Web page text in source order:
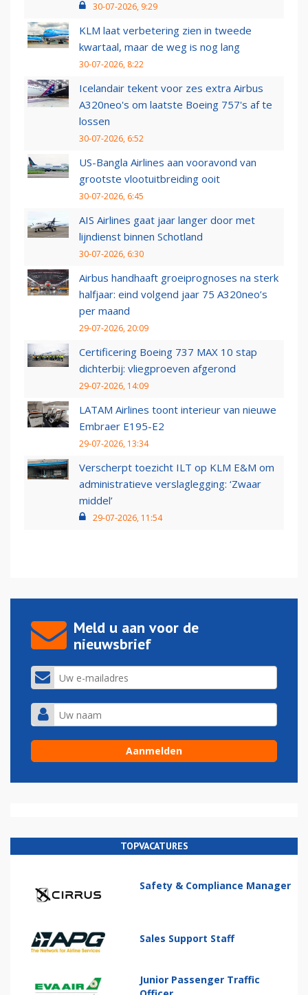
30-07-2026, 9:29
KLM laat verbetering zien in tweede
kwartaal, maar de weg is nog lang
30-07-2026, 8:22
Icelandair tekent voor zes extra Airbus
A320neo's om laatste Boeing 757's af te
lossen
30-07-2026, 6:52
US-Bangla Airlines aan vooravond van
grootste vlootuitbreiding ooit
30-07-2026, 6:45
AIS Airlines gaat jaar langer door met
lijndienst binnen Schotland
30-07-2026, 6:30
Airbus handhaaft groeiprognoses na sterk
halfjaar: eind volgend jaar 75 A320neo’s
per maand
29-07-2026, 20:09
Certificering Boeing 737 MAX 10 stap
dichterbij: vliegproeven afgerond
29-07-2026, 14:09
LATAM Airlines toont interieur van nieuwe
Embraer E195-E2
29-07-2026, 13:34
Verscherpt toezicht ILT op KLM E&M om
administratieve verslaglegging: ‘Zwaar
middel’
29-07-2026, 11:54
Meld u aan voor de
nieuwsbrief
TOPVACATURES
Safety & Compliance Manager
Sales Support Staff
Junior Passenger Traffic